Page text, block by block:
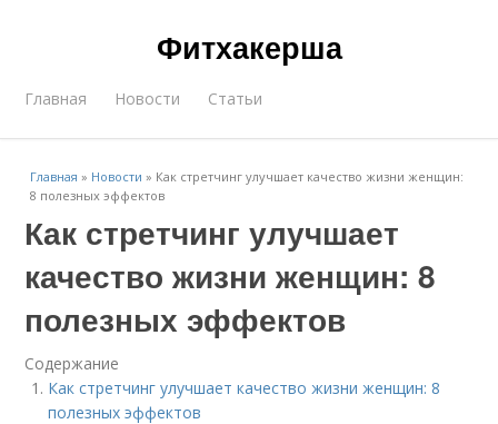
Фитхакерша
Главная Новости Статьи
Главная » Новости » Как стретчинг улучшает качество жизни женщин:
8 полезных эффектов
Как стретчинг улучшает
качество жизни женщин: 8
полезных эффектов
Содержание
Как стретчинг улучшает качество жизни женщин: 8
полезных эффектов